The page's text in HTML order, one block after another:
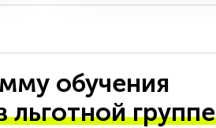
обучения
льготной группе